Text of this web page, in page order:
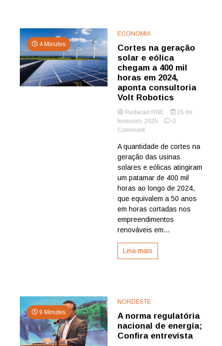
4 Minutes
ECONOMIA
Cortes na geração
solar e eólica
chegam a 400 mil
horas em 2024,
aponta consultoria
Volt Robotics
Redacao RNE
26 de
fevereiro, 2025
0
Commenton
na
geração
solar
chegam
a
400
mil
horas
2024,
aponta
A quantidade de cortes na
geração das usinas
solares e eólicas atingiram
um patamar de 400 mil
horas ao longo de 2024,
que equivalem a 50 anos
em horas cortadas nos
empreendimentos
renováveis em...
Leia mais
9 Minutes
NORDESTE
A norma regulatória
nacional de energia;
Confira entrevista